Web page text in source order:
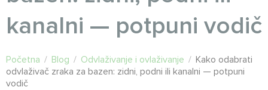
kanalni — potpuni vodič
Početna / Blog / Odvlaživanje i ovlaživanje / Kako odabrati
odvlaživač zraka za bazen: zidni, podni ili kanalni — potpuni
vodič